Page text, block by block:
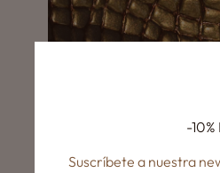
-10%
Suscríbete a nuestra